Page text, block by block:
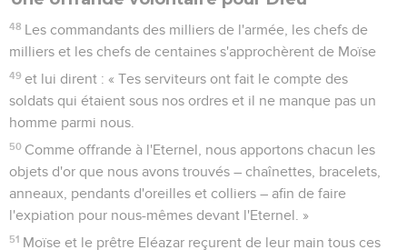
a fait errer dans le désert pendant 40 ans, jusqu'à la
disparition de toute la génération qui avait fait le mal à ses
yeux.
14
Et voici que vous prenez la place de vos pères, en dignes
rejetons d'hommes pécheurs, pour augmenter encore la
colère de l'Eternel contre Israël.
15 En effet, si vous vous détournez de lui, il continuera de
laisser Israël dans le désert et vous provoquerez ainsi la
perte de tout ce peuple. »